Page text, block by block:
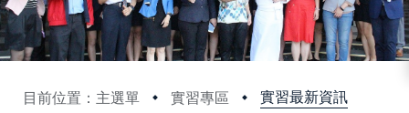
目前位置：主選單 實習專區 實習最新資訊